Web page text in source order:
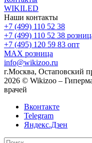
WIKILED
Наши контакты
+7 (499) 110 52 38
+7 (499) 110 52 38
+7 (495) 120 59 83 опт
MAX розница
info@wikizoo.ru
г.Москва, Остаповский
2026 © Wikizoo –
врачей
Вконтакте
Telegram
Яндекс.Дзен